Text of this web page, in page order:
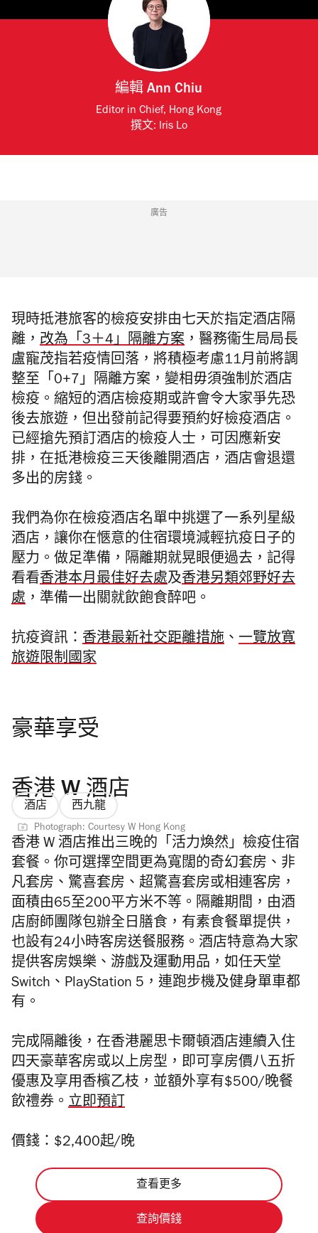
編輯Ann Chiu
Editor in Chief, Hong Kong
撰文: Iris Lo
廣告
現時抵港旅客的檢疫安排由七天於指定酒店隔
離， 改為「3＋4」隔離方案 ，醫務衞生局局長
盧寵茂指若疫情回落，將積極考慮11月前將調
整至「0+7」隔離方案，變相毋須強制於酒店
檢疫。縮短的酒店檢疫期或許會令大家爭先恐
後去旅遊，但出發前記得要預約好檢疫酒店。
已經搶先預訂酒店的檢疫人士，可因應新安
排，在抵港檢疫三天後離開酒店，酒店會退還
多出的房錢。
我們為你在檢疫酒店名單中挑選了一系列星級
酒店，讓你在愜意的住宿環境減輕抗疫日子的
壓力。做足準備，隔離期就晃眼便過去，記得
看看香港本月最佳好去處及香港另類郊野好去
處 ，準備一出關就飲飽食醉吧。
抗疫資訊： 香港最新社交距離措施 、 一覽放寛
旅遊限制國家
豪華享受
香港 W 酒店
酒店 西九龍
Photograph: Courtesy W Hong Kong
香港 W 酒店推出三晚的「活力煥然」檢疫住宿
套餐。你可選擇空間更為寬闊的奇幻套房、非
凡套房、驚喜套房、超驚喜套房或相連客房，
面積由65至200平方米不等。隔離期間，由酒
店廚師團隊包辦全日膳食，有素食餐單提供，
也設有24小時客房送餐服務。酒店特意為大家
提供客房娛樂、游戲及運動用品，如任天堂
Switch、PlayStation 5，連跑步機及健身單車都
有。
完成隔離後，在香港麗思卡爾頓酒店連續入住
四天豪華客房或以上房型，即可享房價八五折
優惠及享用香檳乙枝，並額外享有$500/晚餐
飲禮券。 立即預訂
價錢：$2,400起/晚
查看更多
查詢價錢